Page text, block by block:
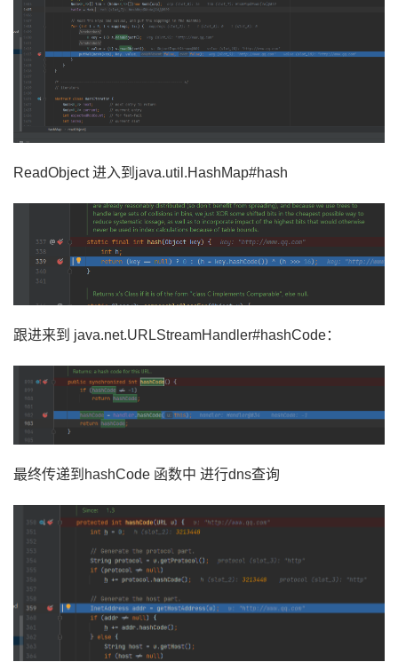
ReadObject 进入到java.util.HashMap#hash
跟进来到 java.net.URLStreamHandler#hashCode：
最终传递到hashCode 函数中 进行dns查询